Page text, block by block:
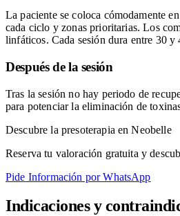
La paciente se coloca cómodamente
cada ciclo y zonas prioritarias. Los
linfáticos. Cada sesión dura entre 30 y
Después de la sesión
Tras la sesión no hay periodo de
para potenciar la eliminación de
Descubre la presoterapia en Neobelle
Reserva tu valoración gratuita y
Pide Información por WhatsApp
Indicaciones y